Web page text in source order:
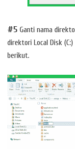
#5 Ganti nama
direktori Local Disk
berikut.